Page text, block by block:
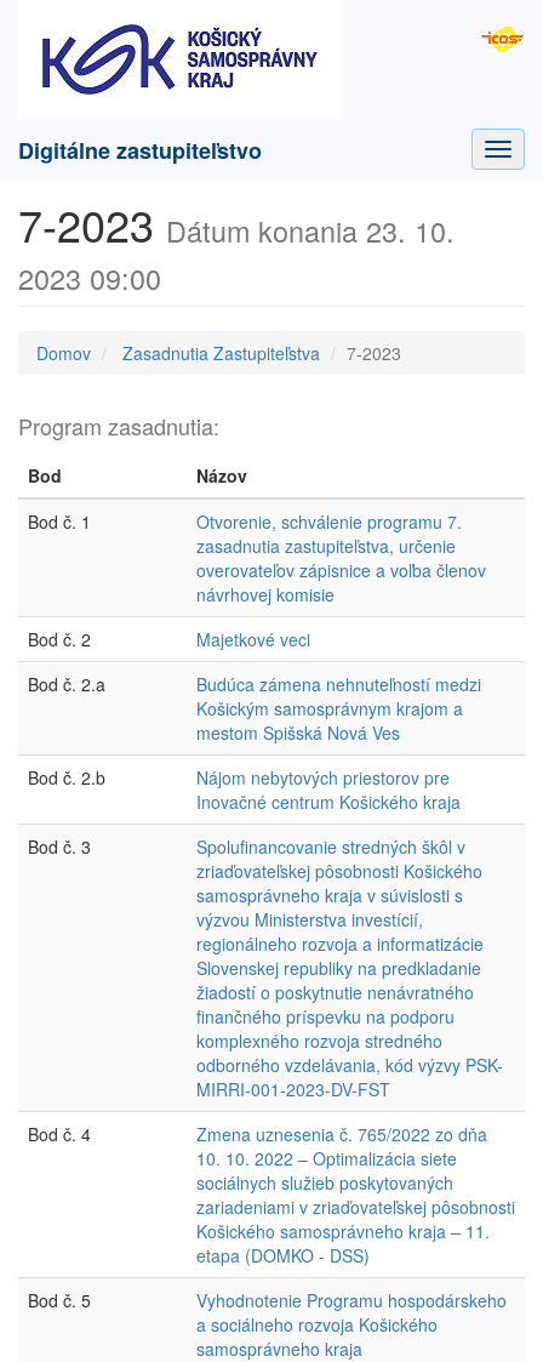
Digitálne zastupiteľstvo
7-2023 Dátum konania 23. 10.
2023 09:00
Domov Zasadnutia Zastupiteľstva 7-2023
Program zasadnutia:
Bod
Názov
Bod č. 1
Otvorenie, schválenie programu 7.
zasadnutia zastupiteľstva, určenie
overovateľov zápisnice a voľba členov
návrhovej komisie
Bod č. 2
Majetkové veci
Bod č. 2.a
Budúca zámena nehnuteľností medzi
Košickým samosprávnym krajom a
mestom Spišská Nová Ves
Bod č. 2.b
Nájom nebytových priestorov pre
Inovačné centrum Košického kraja
Bod č. 3
Spolufinancovanie stredných škôl v
zriaďovateľskej pôsobnosti Košického
samosprávneho kraja v súvislosti s
výzvou Ministerstva investícií,
regionálneho rozvoja a informatizácie
Slovenskej republiky na predkladanie
žiadostí o poskytnutie nenávratného
finančného príspevku na podporu
komplexného rozvoja stredného
odborného vzdelávania, kód výzvy PSK-
MIRRI-001-2023-DV-FST
Bod č. 4
Zmena uznesenia č. 765/2022 zo dňa
10. 10. 2022 – Optimalizácia siete
sociálnych služieb poskytovaných
zariadeniami v zriaďovateľskej pôsobnosti
Košického samosprávneho kraja – 11.
etapa (DOMKO - DSS)
Bod č. 5
Vyhodnotenie Programu hospodárskeho
a sociálneho rozvoja Košického
samosprávneho kraja